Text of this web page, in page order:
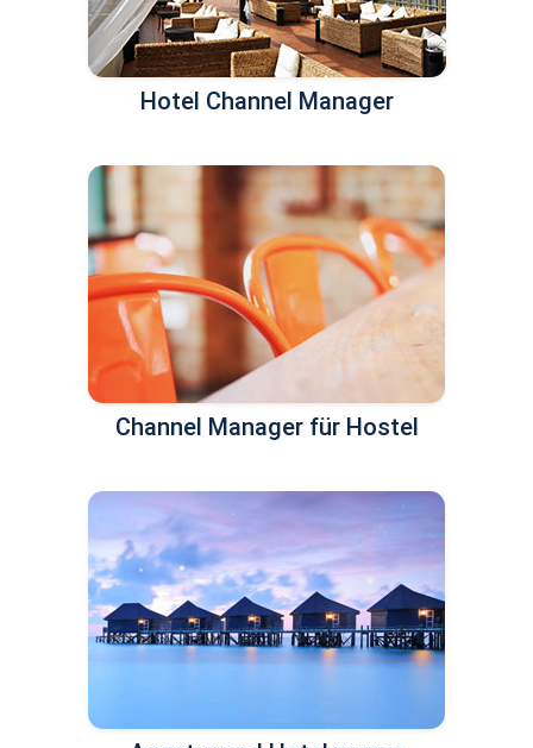
Hotel Channel Manager
Channel Manager für Hostel